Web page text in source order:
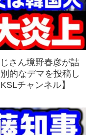
さん境野春彦が詰
的なデマを投稿し
チャンネル】